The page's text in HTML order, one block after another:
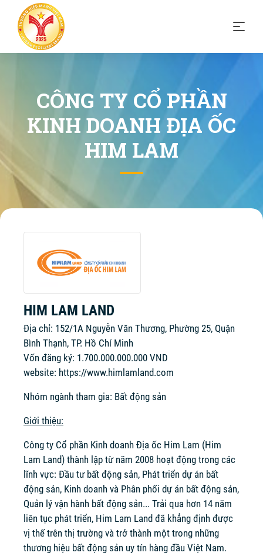
CÔNG TY CỔ PHẦN
KINH DOANH ĐỊA ỐC
HIM LAM
HIM LAM LAND
Địa chỉ: 152/1A Nguyễn Văn Thương, Phường 25, Quận
Bình Thạnh, TP. Hồ Chí Minh
Vốn đăng ký: 1.700.000.000.000 VND
website: https://www.himlamland.com
Nhóm ngành tham gia: Bất động sản
Giới thiệu:
Công ty Cổ phần Kinh doanh Địa ốc Him Lam (Him
Lam Land) thành lập từ năm 2008 hoạt động trong các
lĩnh vực: Đầu tư bất động sản, Phát triển dự án bất
động sản, Kinh doanh và Phân phối dự án bất động sản,
Quản lý vận hành bất động sản... Trải qua hơn 14 năm
liên tục phát triển, Him Lam Land đã khẳng định được
vị thế trên thị trường và trở thành một trong những
thương hiệu bất động sản uy tín hàng đầu Việt Nam.